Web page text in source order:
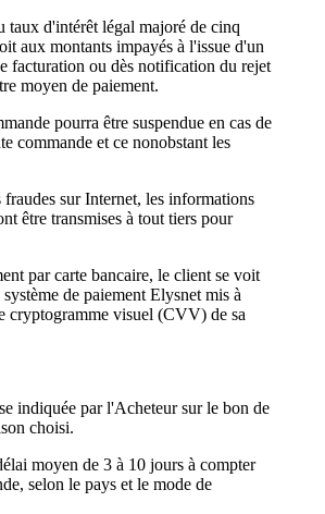
taux d'intérêt légal majoré de cinq
aux montants impayés à l'issue d'un
facturation ou dès notification du rejet
moyen de paiement.
pourra être suspendue en cas de
commande et ce nonobstant les
sur Internet, les informations
être transmises à tout tiers pour
par carte bancaire, le client se voit
de paiement Elysnet mis à
cryptogramme visuel (CVV) de sa
indiquée par l'Acheteur sur le bon de
choisi.
moyen de 3 à 10 jours à compter
selon le pays et le mode de